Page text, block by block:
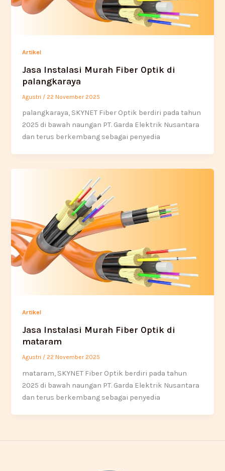
Artikel
Jasa Instalasi Murah Fiber Optik di
palangkaraya
Agustri / 22 November 2025
palangkaraya, SKYNET Fiber Optik berdiri pada tahun
2025 di bawah naungan PT. Garda Elektrik Nusantara
dan terus berkembang sebagai penyedia
Artikel
Jasa Instalasi Murah Fiber Optik di
mataram
Agustri / 22 November 2025
mataram, SKYNET Fiber Optik berdiri pada tahun
2025 di bawah naungan PT. Garda Elektrik Nusantara
dan terus berkembang sebagai penyedia